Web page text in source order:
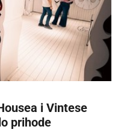
i Vintese
prihode